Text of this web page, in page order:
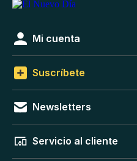
Mi cuenta
Suscríbete
Newsletters
Servicio al cliente